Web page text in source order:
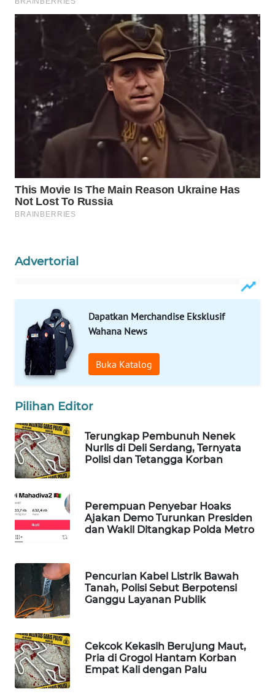
Advertorial
Dapatkan Merchandise Eksklusif
Wahana News
Buka Katalog
Pilihan Editor
Terungkap Pembunuh Nenek
Nurlis di Deli Serdang, Ternyata
Polisi dan Tetangga Korban
Perempuan Penyebar Hoaks
Ajakan Demo Turunkan Presiden
dan Wakil Ditangkap Polda Metro
Pencurian Kabel Listrik Bawah
Tanah, Polisi Sebut Berpotensi
Ganggu Layanan Publik
Cekcok Kekasih Berujung Maut,
Pria di Grogol Hantam Korban
Empat Kali dengan Palu
WAHANANEWS
WAHANANEWS
WAHANANEWS
WAHANA
UMKM
SELEB
WAHANA
PERSONA
WAHANA
OTOMOTIF
HEALTH
WAHANA
DESA
WISATA
LAPAK
WAHANA
Wahana
KONSUMEN
LISTRIK
KELISTRIKAN
WALINKI
ID